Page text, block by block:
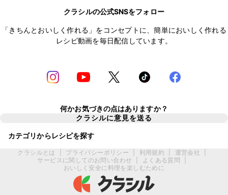
クラシルの公式SNSをフォロー
「きちんとおいしく作れる」をコンセプトに、簡単においしく作れる
レシピ動画を毎日配信しています。
何かお気づきの点はありますか？
クラシルに意見を送る
カテゴリからレシピを探す
クラシルとは プライバシーポリシー 利用規約 運営会社
サービスに関してのお問い合わせ
よくある質問
おいしく安全に料理を楽しむために